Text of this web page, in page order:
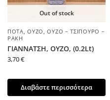
Out of stock
ΠΟΤΆ,ΟΎΖΟ ,ΟΎΖΟ – ΤΣΊΠΟΥΡΟ –
ΡΑΚΉ
ΓΙΑΝΝΑΤΣΗ, ΟΥΖΟ, (0.2Lt)
3,70€
Διαβάστε περισσότερα